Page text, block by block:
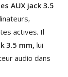
AUX jack 3.5
actives. Il
3.5 mm, lui
audio dans